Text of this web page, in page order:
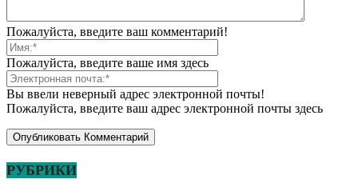
Пожалуйста, введите ваш комментарий!
Пожалуйста, введите ваше имя здесь
Вы ввели неверный адрес электронной почты!
Пожалуйста, введите ваш адрес электронной почты здесь
РУБРИКИ